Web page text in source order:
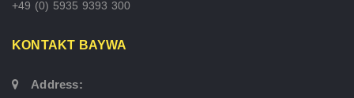
+49 (0) 5935 9393 300
KONTAKT BAYWA
Address: